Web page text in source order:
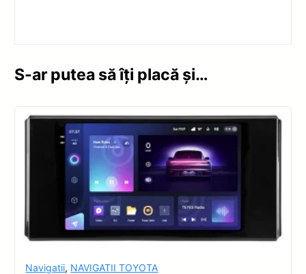
S-ar putea să îți placă și…
Navigatii, NAVIGATII TOYOTA